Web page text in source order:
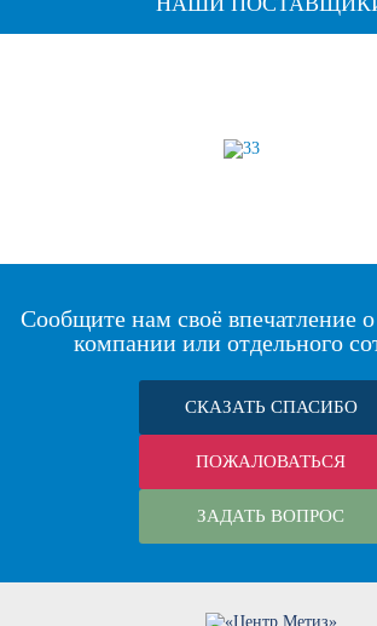
Сообщите нам своё впечатление
компании или отдельного
СКАЗАТЬ СПАСИБО
ПОЖАЛОВАТЬСЯ
ЗАДАТЬ ВОПРОС